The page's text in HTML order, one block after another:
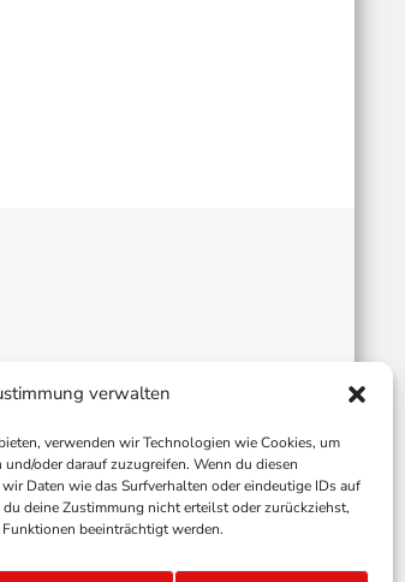
verwalten
verwenden wir Technologien wie Cookies, um
oder darauf zuzugreifen. Wenn du diesen
Daten wie das Surfverhalten oder eindeutige IDs auf
deine Zustimmung nicht erteilst oder zurückziehst,
beeinträchtigt werden.